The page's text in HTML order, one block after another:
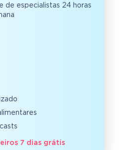
de especialistas 24 horas
7 dias grátis